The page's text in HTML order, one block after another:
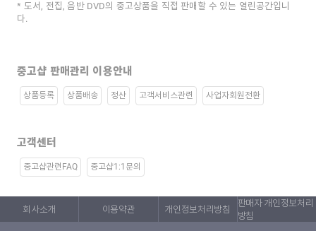
도서, 전집, 음반 DVD의 중고상품을 직접 판매할 수 있는 열린공간입니
다.
중고샵 판매관리 이용안내
상품등록 상품배송 정산 고객서비스관련 사업자회원전환
고객센터
중고샵관련FAQ 중고샵1:1문의
회사소개 이용약관 개인정보처리방침
판매자 개인정보처리
방침